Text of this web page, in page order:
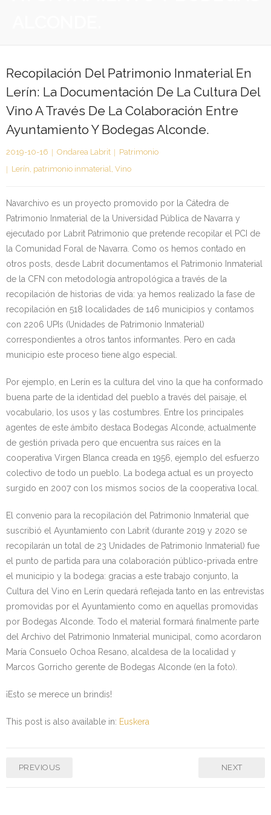
Recopilación Del Patrimonio Inmaterial En
Lerín: La Documentación De La Cultura Del
Vino A Través De La Colaboración Entre
Ayuntamiento Y Bodegas Alconde.
2019-10-16 Ondarea Labrit
Patrimonio
Lerín, patrimonio inmaterial, Vino
Navarchivo es un proyecto promovido por la Cátedra de
Patrimonio Inmaterial de la Universidad Pública de Navarra y
ejecutado por Labrit Patrimonio que pretende recopilar el PCI de
la Comunidad Foral de Navarra. Como os hemos contado en
otros posts, desde Labrit documentamos el Patrimonio Inmaterial
de la CFN con metodología antropológica a través de la
recopilación de historias de vida: ya hemos realizado la fase de
recopilación en 518 localidades de 146 municipios y contamos
con 2206 UPIs (Unidades de Patrimonio Inmaterial)
correspondientes a otros tantos informantes. Pero en cada
municipio este proceso tiene algo especial.
Por ejemplo, en Lerín es la cultura del vino la que ha conformado
buena parte de la identidad del pueblo a través del paisaje, el
vocabulario, los usos y las costumbres. Entre los principales
agentes de este ámbito destaca Bodegas Alconde, actualmente
de gestión privada pero que encuentra sus raíces en la
cooperativa Virgen Blanca creada en 1956, ejemplo del esfuerzo
colectivo de todo un pueblo. La bodega actual es un proyecto
surgido en 2007 con los mismos socios de la cooperativa local.
El convenio para la recopilación del Patrimonio Inmaterial que
suscribió el Ayuntamiento con Labrit (durante 2019 y 2020 se
recopilarán un total de 23 Unidades de Patrimonio Inmaterial) fue
el punto de partida para una colaboración público-privada entre
el municipio y la bodega: gracias a este trabajo conjunto, la
Cultura del Vino en Lerín quedará reflejada tanto en las entrevistas
promovidas por el Ayuntamiento como en aquellas promovidas
por Bodegas Alconde. Todo el material formará finalmente parte
del Archivo del Patrimonio Inmaterial municipal, como acordaron
María Consuelo Ochoa Resano, alcaldesa de la localidad y
Marcos Gorricho gerente de Bodegas Alconde (en la foto).
¡Esto se merece un brindis!
This post is also available in: Euskera
PREVIOUS NEXT